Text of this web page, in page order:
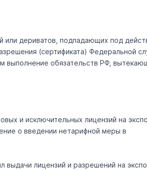
или дериватов, подпадающих под
(сертификата) Федеральной
выполнение обязательств РФ,
и исключительных лицензий на
о введении нетарифной меры в
выдачи лицензий и разрешений на